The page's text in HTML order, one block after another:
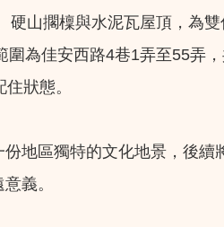
山擱檁與水泥瓦屋頂，為
為佳安西路4巷1弄至55弄
狀態。
地區獨特的文化地景，後
義。